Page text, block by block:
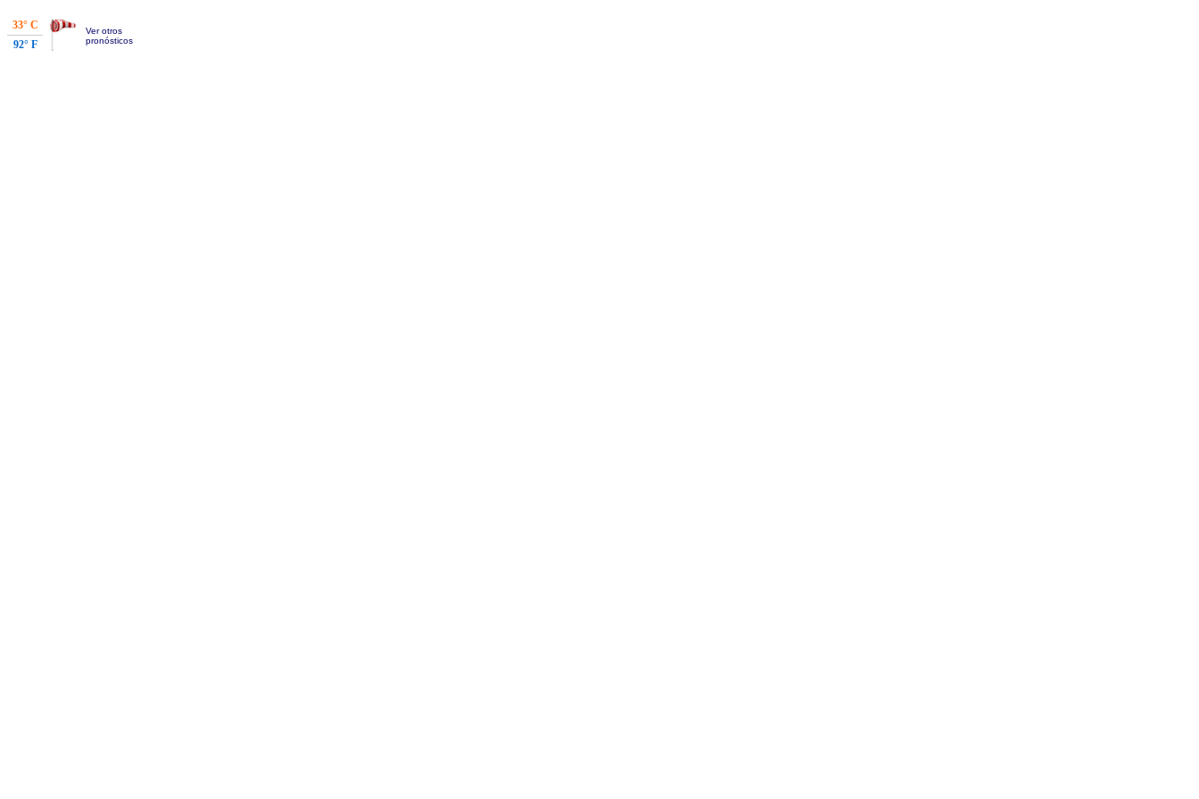
33° C
Ver otros
pronósticos
92° F